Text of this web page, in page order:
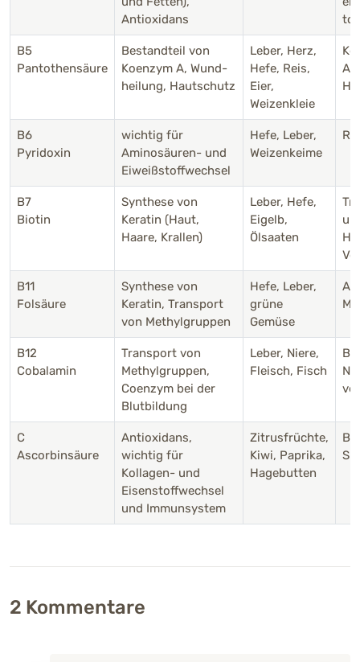
Antioxidans
B5
Pantothensäure
Bestandteil von
Koenzym A, Wund-
heilung, Hautschutz
Leber, Herz,
Hefe, Reis,
Eier,
Weizenkleie
B6
Pyridoxin
wichtig für
Aminosäuren- und
Eiweißstoffwechsel
Hefe, Leber,
Weizenkeime
B7
Biotin
Synthese von
Keratin (Haut,
Haare, Krallen)
Leber, Hefe,
Eigelb,
Ölsaaten
B11
Folsäure
Synthese von
Keratin, Transport
von Methylgruppen
Hefe, Leber,
grüne
Gemüse
B12
Cobalamin
Transport von
Methylgruppen,
Coenzym bei der
Blutbildung
Leber, Niere,
Fleisch, Fisch
C
Ascorbinsäure
Antioxidans,
wichtig für
Kollagen- und
Eisenstoffwechsel
und Immunsystem
Zitrusfrüchte,
Kiwi, Paprika,
Hagebutten
2 Kommentare